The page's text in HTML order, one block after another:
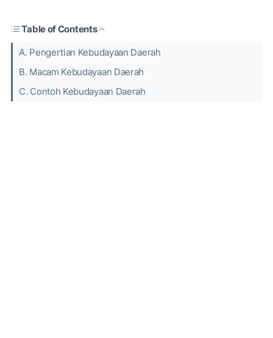
Table of Contents
A. Pengertian Kebudayaan Daerah
B. Macam Kebudayaan Daerah
C. Contoh Kebudayaan Daerah